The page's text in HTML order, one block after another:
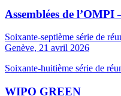
Assemblées de l’OMPI
Soixante-septième série de
Genève, 21 avril 2026
Soixante-huitième série de
WIPO GREEN